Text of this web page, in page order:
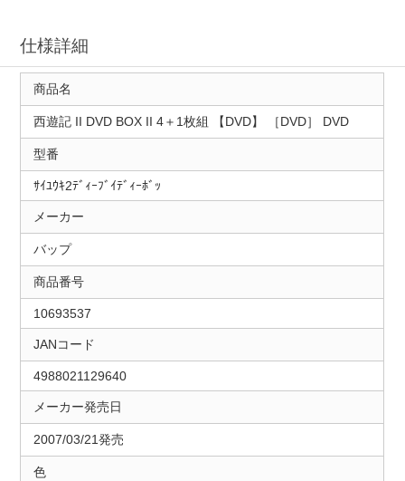
仕様詳細
商品名
西遊記 II DVD BOX II 4＋1枚組 【DVD】 ［DVD］ DVD
型番
ｻｲﾕｳｷ2ﾃﾞｨｰﾌﾞｲﾃﾞｨｰﾎﾞｯ
メーカー
バップ
商品番号
10693537
JANコード
4988021129640
メーカー発売日
2007/03/21発売
色